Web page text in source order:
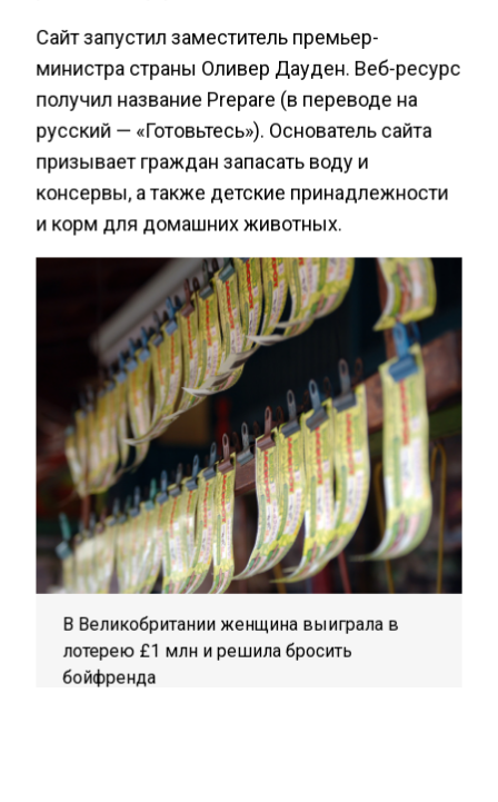
Сайт запустил заместитель премьер-
министра страны Оливер Дауден. Веб-ресурс
получил название Prepare (в переводе на
русский — «Готовьтесь»). Основатель сайта
призывает граждан запасать воду и
консервы, а также детские принадлежности
и корм для домашних животных.
В Великобритании женщина выиграла в
лотерею £1 млн и решила бросить
бойфренда